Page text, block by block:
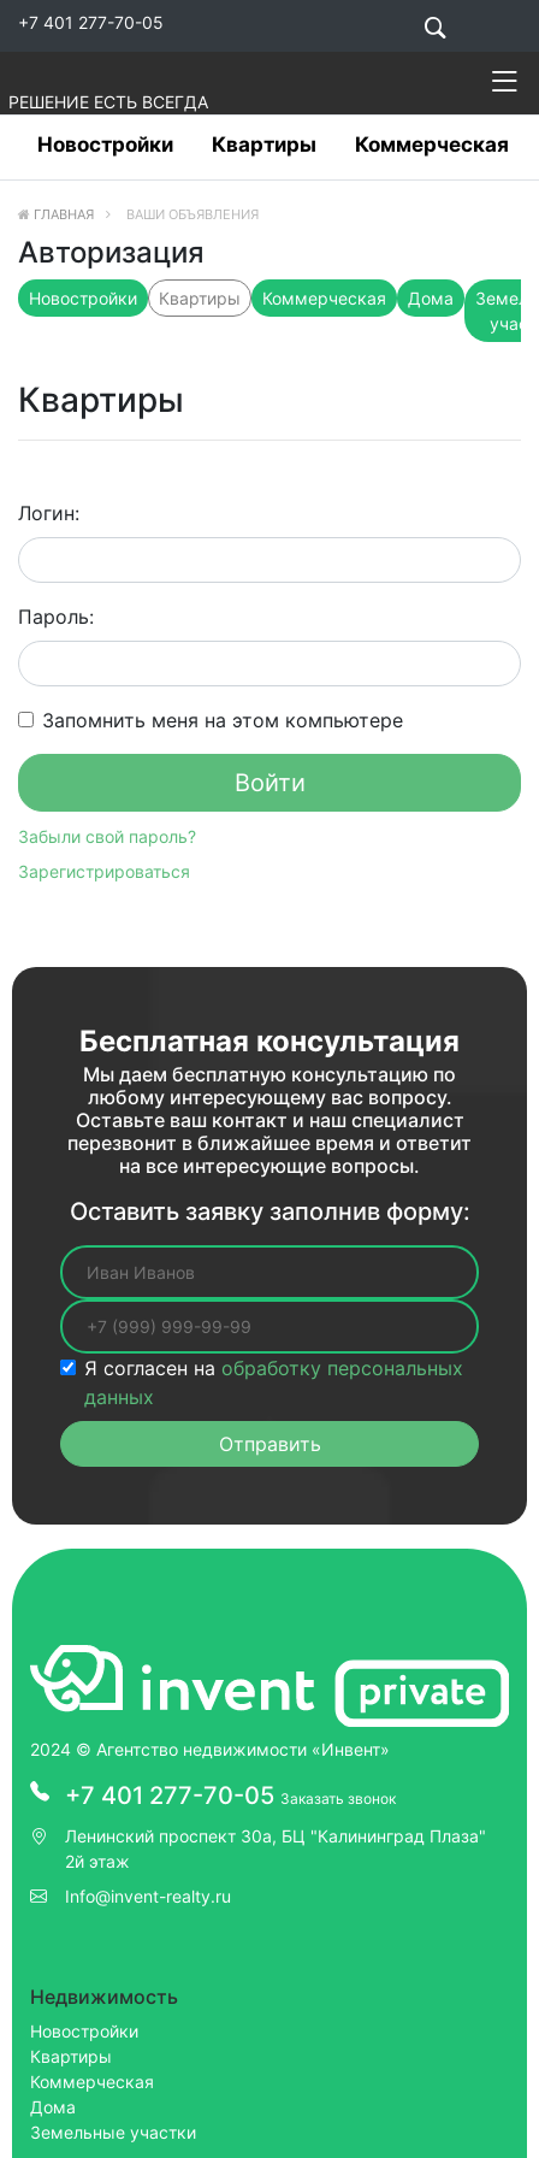
+7 401 277-70-05
РЕШЕНИЕ ЕСТЬ ВСЕГДА
Новостройки Квартиры Коммерческая
ГЛАВНАЯ ВАШИ ОБЪЯВЛЕНИЯ
Авторизация
Новостройки Квартиры Коммерческая Дома
Квартиры
Логин:
Пароль:
Запомнить меня на этом компьютере
Забыли свой пароль?
Зарегистрироваться
Бесплатная консультация
Мы даем бесплатную консультацию по
любому интересующему вас вопросу.
Оставьте ваш контакт и наш специалист
перезвонит в ближайшее время и ответит
на все интересующие вопросы.
Оставить заявку заполнив форму:
Я согласен на обработку персональных
данных
Отправить
2024 © Агентство недвижимости «Инвент»
+7 401 277-70-05 Заказать звонок
Ленинский проспект 30а, БЦ "Калининград Плаза"
2й этаж
Info@invent-realty.ru
Недвижимость
Новостройки
Квартиры
Коммерческая
Дома
Земельные участки